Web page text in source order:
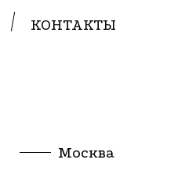
КОНТАКТЫ
Москва